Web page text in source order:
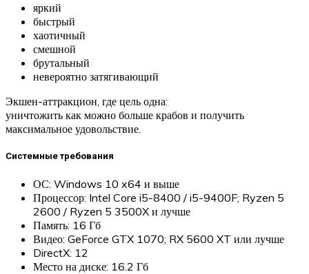
яркий
быстрый
хаотичный
смешной
брутальный
невероятно затягивающий
Экшен-аттракцион, где цель одна:
уничтожить как можно больше крабов и получить
максимальное удовольствие.
Системные требования
ОС: Windows 10 x64 и выше
Процессор: Intel Core i5-8400 / i5-9400F; Ryzen 5
2600 / Ryzen 5 3500X и лучше
Память: 16 Гб
Видео: GeForce GTX 1070; RX 5600 XT или лучше
DirectX: 12
Место на диске: 16.2 Гб